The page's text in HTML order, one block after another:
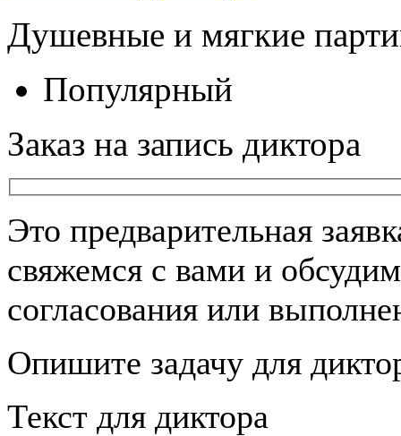
Душевные и мягкие
Популярный
Заказ на запись диктора
Это предварительная
свяжемся с вами и
согласования или
Опишите задачу для
Текст для диктора